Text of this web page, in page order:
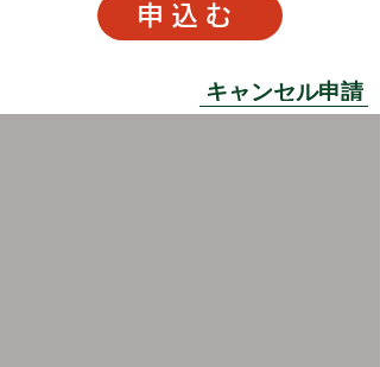
申込む
キャンセル申請